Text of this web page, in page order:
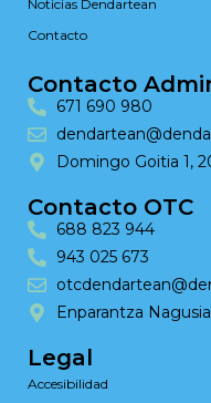
Noticias Dendartean
Contacto
Contacto
671 690 980
Domingo Goitia 1,
Contacto OTC
688 823 944
943 025 673
Enparantza
Legal
Accesibilidad